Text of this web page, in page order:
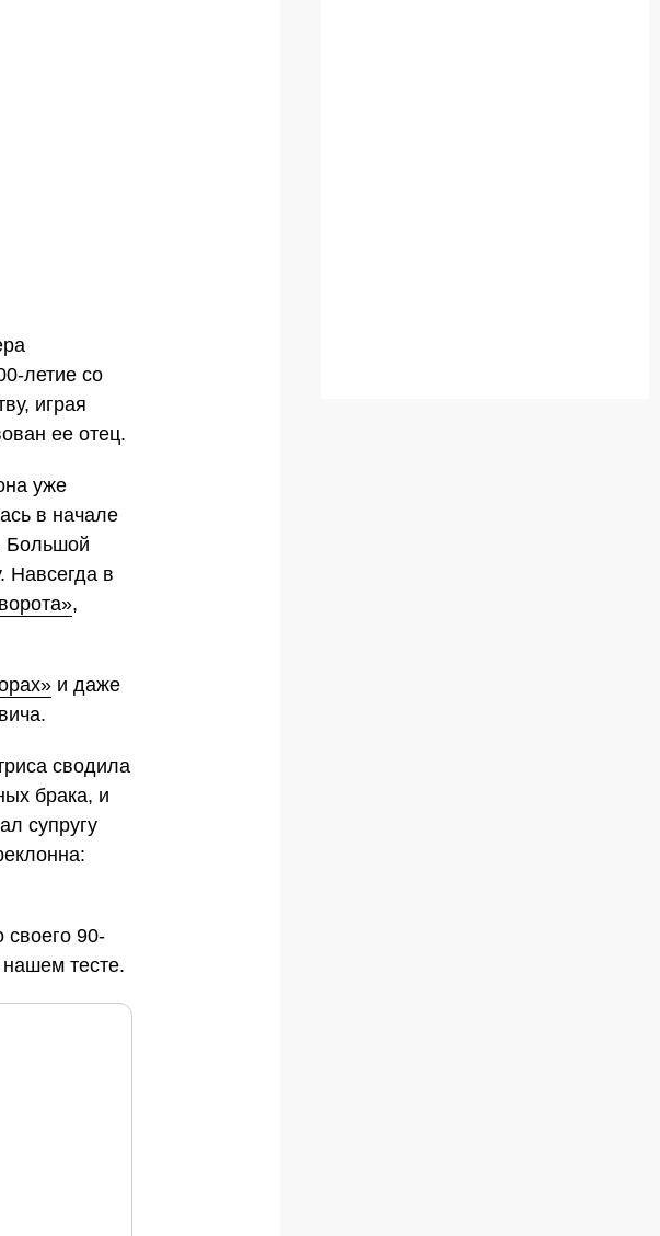
летие со
играя
ее отец.
уже
в начале
Большой
Навсегда в
,
и даже
сводила
брака, и
супругу
своего 90-
тесте.